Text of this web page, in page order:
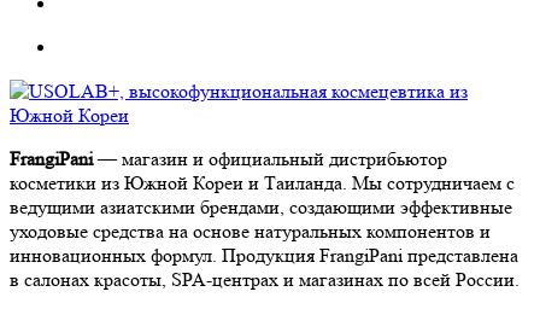
FrangiPani— магазин и официальный дистрибьютор
косметики из Южной Кореи и Таиланда. Мы сотрудничаем с
ведущими азиатскими брендами, создающими эффективные
уходовые средства на основе натуральных компонентов и
инновационных формул. Продукция FrangiPani представлена
в салонах красоты, SPA-центрах и магазинах по всей России.